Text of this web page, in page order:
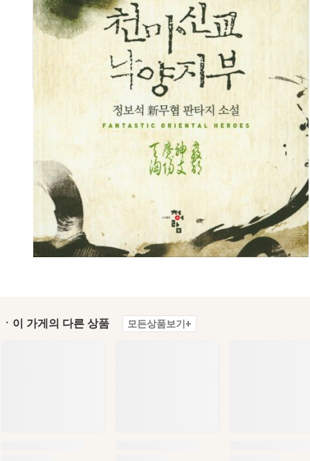
ㆍ이 가게의 다른 상품 모든상품보기+